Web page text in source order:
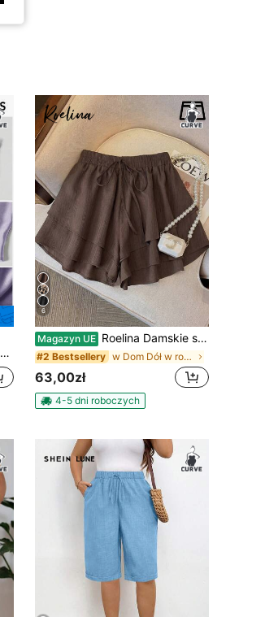
6
Magazyn UE Roelina Damskie spódnico-spodnie z troczkami w pasie i jednolitym kolorze, w dużych rozmiarach, idealne na podróż, wakacje, dojazdy do pracy i randki
#2 Bestsellery w Dom Dół w rozmiarze plus
63,00zł
4-5 dni roboczych